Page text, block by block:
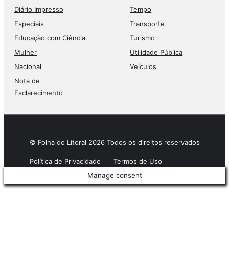
Diário Impresso
Especiais
Educação com Ciência
Mulher
Nacional
Nota de
Esclarecimento
Tempo
Transporte
Turismo
Utilidade Pública
Veículos
© Folha do Litoral 2026 Todos os direitos reservados
Política de Privacidade
Termos de Uso
Manage consent